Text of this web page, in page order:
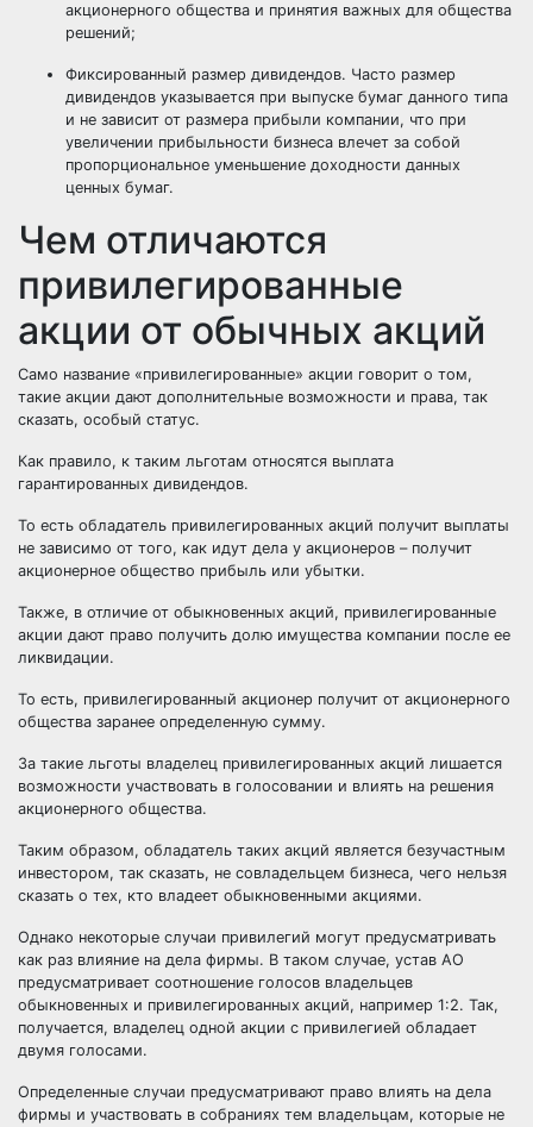
акционерного общества и принятия важных для общества
решений;
Фиксированный размер дивидендов. Часто размер
дивидендов указывается при выпуске бумаг данного типа
и не зависит от размера прибыли компании, что при
увеличении прибыльности бизнеса влечет за собой
пропорциональное уменьшение доходности данных
ценных бумаг.
Чем отличаются
привилегированные
акции от обычных акций
Само название «привилегированные» акции говорит о том,
такие акции дают дополнительные возможности и права, так
сказать, особый статус.
Как правило, к таким льготам относятся выплата
гарантированных дивидендов.
То есть обладатель привилегированных акций получит выплаты
не зависимо от того, как идут дела у акционеров – получит
акционерное общество прибыль или убытки.
Также, в отличие от обыкновенных акций, привилегированные
акции дают право получить долю имущества компании после ее
ликвидации.
То есть, привилегированный акционер получит от акционерного
общества заранее определенную сумму.
За такие льготы владелец привилегированных акций лишается
возможности участвовать в голосовании и влиять на решения
акционерного общества.
Таким образом, обладатель таких акций является безучастным
инвестором, так сказать, не совладельцем бизнеса, чего нельзя
сказать о тех, кто владеет обыкновенными акциями.
Однако некоторые случаи привилегий могут предусматривать
как раз влияние на дела фирмы. В таком случае, устав АО
предусматривает соотношение голосов владельцев
обыкновенных и привилегированных акций, например 1:2. Так,
получается, владелец одной акции с привилегией обладает
двумя голосами.
Определенные случаи предусматривают право влиять на дела
фирмы и участвовать в собраниях тем владельцам, которые не